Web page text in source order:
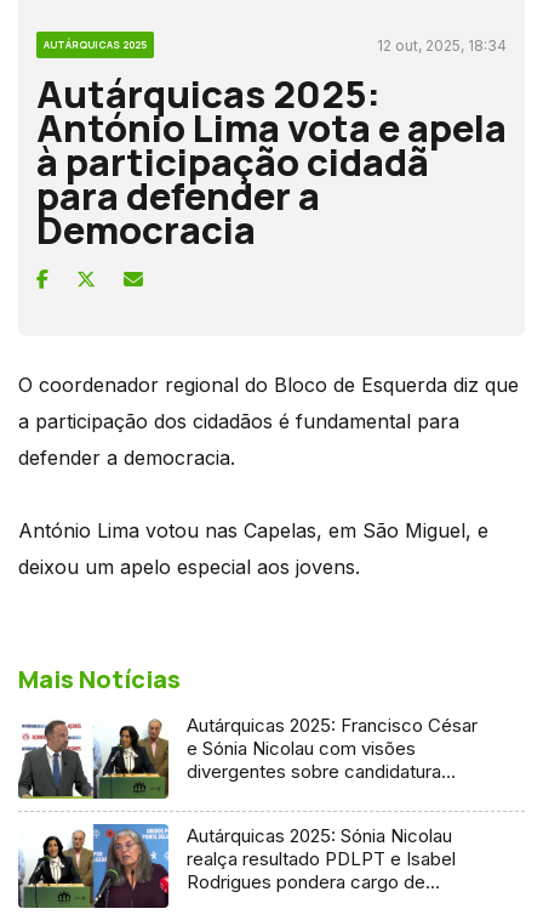
AUTÁRQUICAS 2025 12 out, 2025, 18:34
Autárquicas 2025:
António Lima vota e apela
à participação cidadã
para defender a
Democracia
O coordenador regional do Bloco de Esquerda diz que
a participação dos cidadãos é fundamental para
defender a democracia.
António Lima votou nas Capelas, em São Miguel, e
deixou um apelo especial aos jovens.
Mais Notícias
Autárquicas 2025: Francisco César
e Sónia Nicolau com visões
divergentes sobre candidatura
Autárquicas 2025: Sónia Nicolau
realça resultado PDLPT e Isabel
Rodrigues pondera cargo de